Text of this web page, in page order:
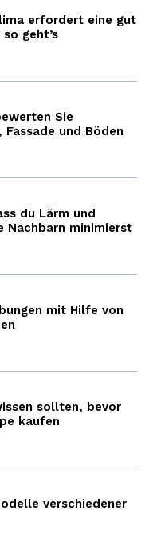
erfordert eine gut
geht’s
Sie
und Böden
du Lärm und
Nachbarn minimierst
mit Hilfe von
sollten, bevor
kaufen
verschiedener